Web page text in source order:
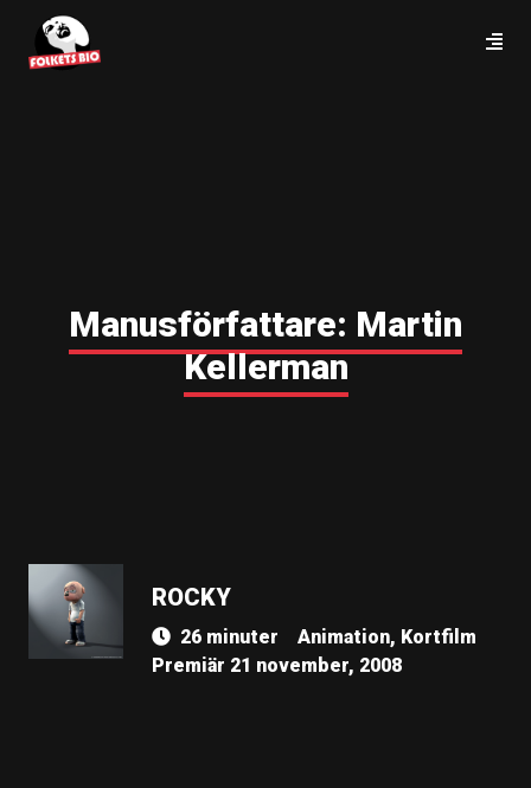
Manusförfattare: Martin
Kellerman
ROCKY
26 minuter
Animation, Kortfilm
Premiär 21 november, 2008